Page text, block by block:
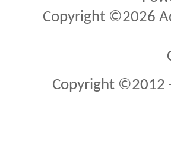
Copyright ©2026
Copyright ©2012